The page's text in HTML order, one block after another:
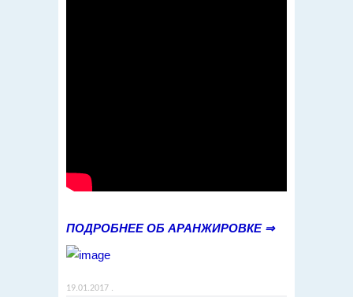
ПОДРОБНЕЕ ОБ АРАНЖИРОВКЕ ⇒
19.01.2017 .